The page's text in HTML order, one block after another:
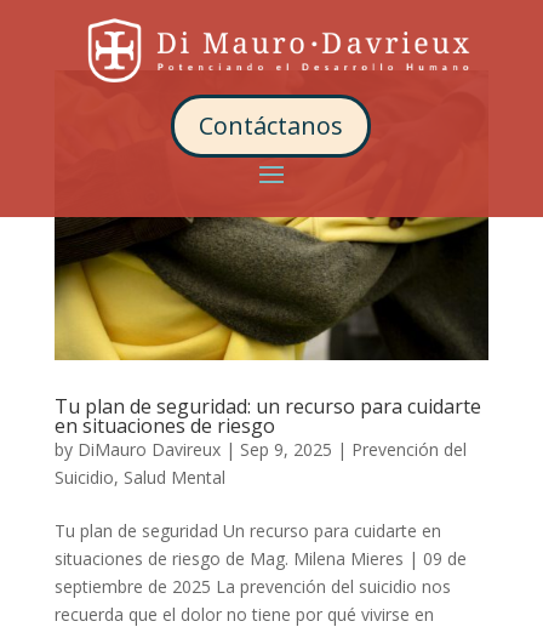
Contáctanos
Tu plan de seguridad: un recurso para cuidarte
en situaciones de riesgo
by DiMauro Davireux| Sep 9, 2025 | Prevención del
Suicidio, Salud Mental
Tu plan de seguridad Un recurso para cuidarte en
situaciones de riesgo de Mag. Milena Mieres | 09 de
septiembre de 2025 La prevención del suicidio nos
recuerda que el dolor no tiene por qué vivirse en